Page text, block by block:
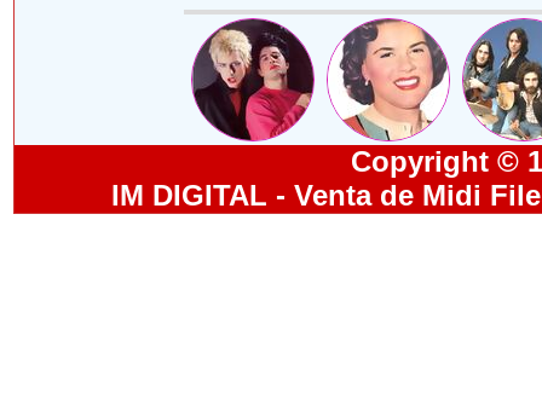
Copyright ©
IM DIGITAL - Venta de Midi